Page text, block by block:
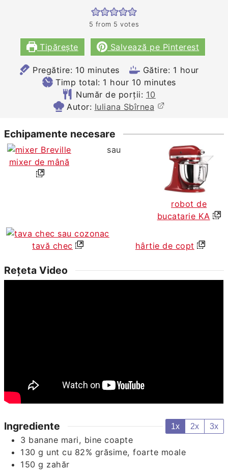
5 from 5 votes
Tipărește Salvează pe Pinterest
Pregătire: 10minutes
minutes Gătire: 1 hour
hour
Timp total: 1 hour
hour 10minutes
minutes
Număr de porții: 10
Autor: Iuliana Sbîrnea
Echipamente necesare
mixer de mână
sau
robot de
bucatarie KA
tavă chec hârtie de copt
Rețeta Video
Ingrediente 1x 2x 3x
3 banane mari, bine coapte
130 g unt cu 82% grăsime, foarte moale
150 g zahăr